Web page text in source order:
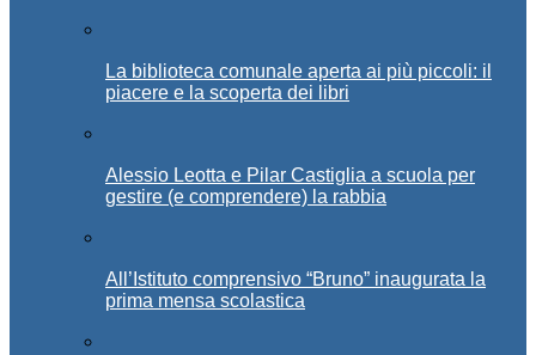
La biblioteca comunale aperta ai più piccoli: il
piacere e la scoperta dei libri
Alessio Leotta e Pilar Castiglia a scuola per
gestire (e comprendere) la rabbia
All’Istituto comprensivo “Bruno” inaugurata la
prima mensa scolastica